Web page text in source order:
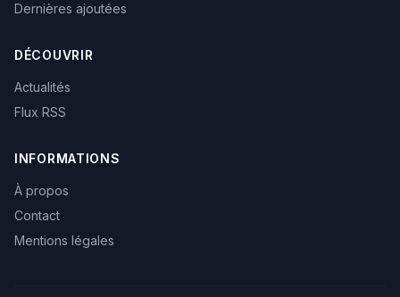
Dernières ajoutées
DÉCOUVRIR
Actualités
Flux RSS
INFORMATIONS
À propos
Contact
Mentions légales